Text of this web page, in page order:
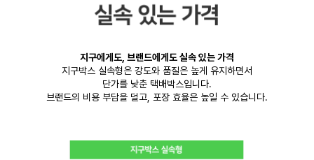
지구에게도, 브랜드에게도 실속 있는 가격
지구박스 실속형은 강도와 품질은 높게 유지하면서
단가를 낮춘 택배박스입니다.
브랜드의 비용 부담을 덜고, 포장 효율은 높일 수 있습니다.